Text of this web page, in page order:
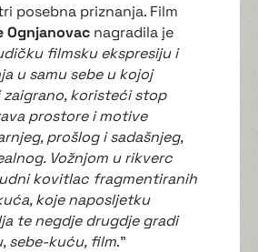
posebna priznanja. Film
Ognjanovac nagradila je
filmsku ekspresiju i
u samu sebe u kojoj
koristeći stop
prostore i motive
prošlog i sadašnjeg,
Vožnjom u rikverc
kovitlac fragmentiranih
koje naposljetku
te negdje drugdje gradi
sebe-kuću, film.”